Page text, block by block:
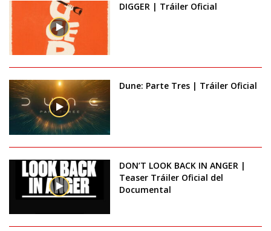
DIGGER | Tráiler Oficial
Dune: Parte Tres | Tráiler Oficial
DON’T LOOK BACK IN ANGER |
Teaser Tráiler Oficial del
Documental